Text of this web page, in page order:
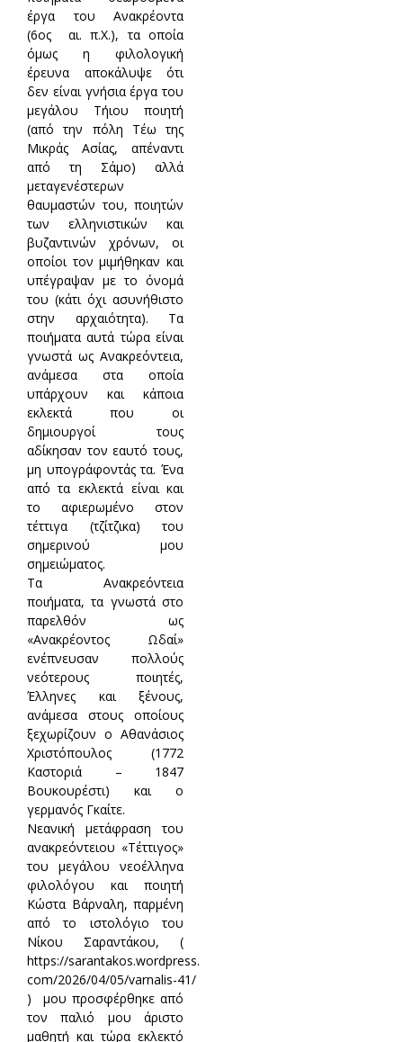
έργα του Ανακρέοντα
(6ος αι. π.Χ.), τα οποία
όμως η φιλολογική
έρευνα αποκάλυψε ότι
δεν είναι γνήσια έργα του
μεγάλου Τήιου ποιητή
(από την πόλη Τέω της
Μικράς Ασίας, απέναντι
από τη Σάμο) αλλά
μεταγενέστερων
θαυμαστών του, ποιητών
των ελληνιστικών και
βυζαντινών χρόνων, οι
οποίοι τον μιμήθηκαν και
υπέγραψαν με το όνομά
του (κάτι όχι ασυνήθιστο
στην αρχαιότητα). Τα
ποιήματα αυτά τώρα είναι
γνωστά ως Ανακρεόντεια,
ανάμεσα στα οποία
υπάρχουν και κάποια
εκλεκτά που οι
δημιουργοί τους
αδίκησαν τον εαυτό τους,
μη υπογράφοντάς τα. Ένα
από τα εκλεκτά είναι και
το αφιερωμένο στον
τέττιγα (τζίτζικα) του
σημερινού μου
σημειώματος.
Τα Ανακρεόντεια
ποιήματα, τα γνωστά στο
παρελθόν ως
«Ανακρέοντος Ωδαί»
ενέπνευσαν πολλούς
νεότερους ποιητές,
Έλληνες και ξένους,
ανάμεσα στους οποίους
ξεχωρίζουν ο Αθανάσιος
Χριστόπουλος (1772
Καστοριά – 1847
Βουκουρέστι) και ο
γερμανός Γκαίτε.
Νεανική μετάφραση του
ανακρεόντειου «Τέττιγος»
του μεγάλου νεοέλληνα
φιλολόγου και ποιητή
Κώστα Βάρναλη, παρμένη
από το ιστολόγιο του
Νίκου Σαραντάκου, (
https://sarantakos.wordpress.
com/2026/04/05/varnalis-41/
) μου προσφέρθηκε από
τον παλιό μου άριστο
μαθητή και τώρα εκλεκτό